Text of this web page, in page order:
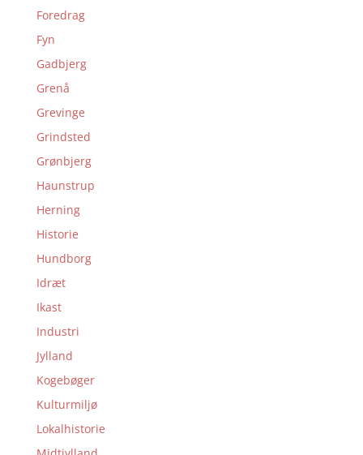
Foredrag
Fyn
Gadbjerg
Grenå
Grevinge
Grindsted
Grønbjerg
Haunstrup
Herning
Historie
Hundborg
Idræt
Ikast
Industri
Jylland
Kogebøger
Kulturmiljø
Lokalhistorie